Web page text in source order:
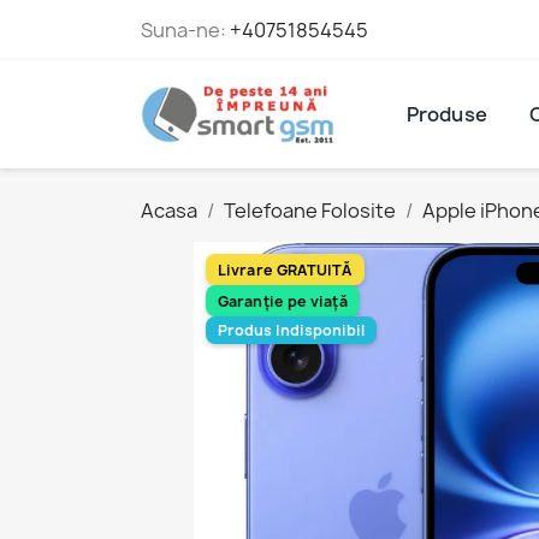
Suna-ne: +40751854545
Produse
Acasa Telefoane Folosite Apple
Livrare GRATUITĂ
Garanție pe viață
Produs Indisponibil